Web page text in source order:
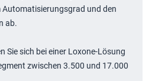
Automatisierungsgrad und den
ab.
Sie sich bei einer Loxone-Lösung
zwischen 3.500 und 17.000